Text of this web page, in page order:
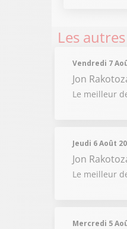
Les
Vendredi 7
Jon
Le meilleur
Jeudi 6 Août
Jon
Le meilleur
Mercredi 5